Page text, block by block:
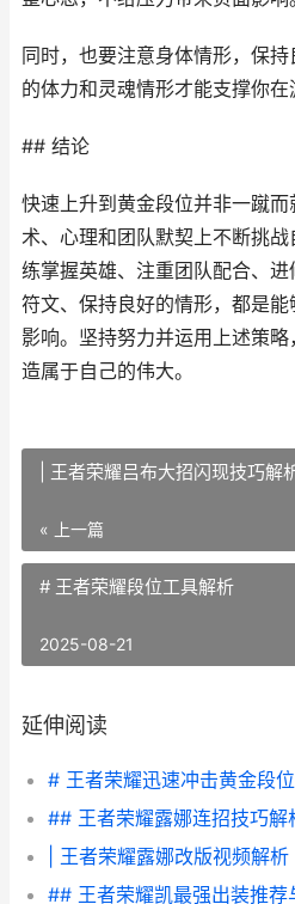
同时，也要注意身体情形，保
的体力和灵魂情形才能支撑你在
## 结论
快速上升到黄金段位并非一蹴
术、心理和团队默契上不断挑
练掌握英雄、注重团队配合、
符文、保持良好的情形，都是
影响。坚持努力并运用上述策
造属于自己的伟大。
| 王者荣耀吕布大招闪现技巧解
« 上一篇
# 王者荣耀段位工具解析
2025-08-21
延伸阅读
# 王者荣耀迅速冲击黄金段
## 王者荣耀露娜连招技巧解
| 王者荣耀露娜改版视频解析
## 王者荣耀凯最强出装推荐